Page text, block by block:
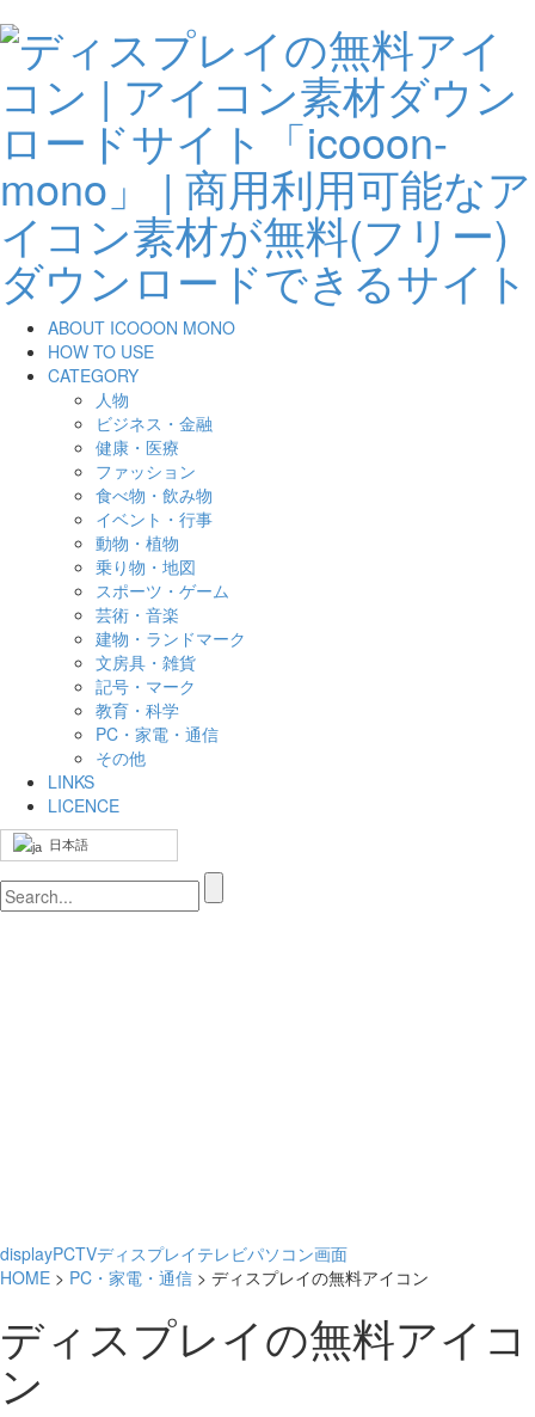
ABOUT ICOOON MONO
HOW TO USE
CATEGORY
人物
ビジネス・金融
健康・医療
ファッション
食べ物・飲み物
イベント・行事
動物・植物
乗り物・地図
スポーツ・ゲーム
芸術・音楽
建物・ランドマーク
文房具・雑貨
記号・マーク
教育・科学
PC・家電・通信
その他
LINKS
LICENCE
日本語
displayPCTVディスプレイテレビパソコン画面
HOME > PC・家電・通信 > ディスプレイの無料アイコン
ディスプレイの無料アイコ
ン